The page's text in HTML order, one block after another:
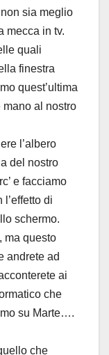
sia meglio
mecca in tv.
quali
finestra
quest’ultima
mano al nostro
l’albero
del nostro
e facciamo
di
schermo.
ma questo
andrete ad
ai
che
su Marte….
che